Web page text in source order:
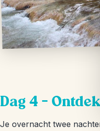
Dag 4 –
Je overnacht twee